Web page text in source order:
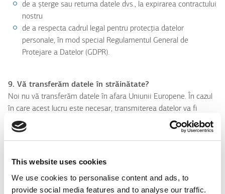
This website uses cookies
We use cookies to personalise content and ads, to
provide social media features and to analyse our traffic.
de a șterge sau returna datele dvs., la expirarea contractului
nostru
de a respecta cadrul legal pentru protecția datelor
personale, în mod special Regulamentul General de
Protejare a Datelor (GDPR).
9. Vă transferăm datele în străinătate?
Noi nu vă transferăm datele în afara Uniunii Europene. În cazul
în care acest lucru este necesar, transmiterea datelor va fi
făcută din motive legale și doar conform prevederilor GDPR.
10. Pentru ce perioadă vă păstrăm datele și când le